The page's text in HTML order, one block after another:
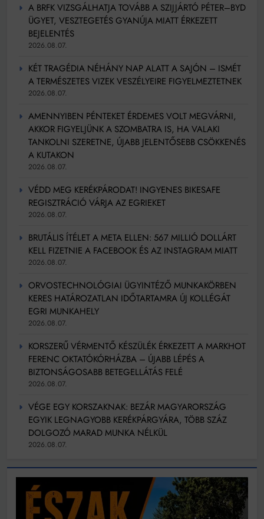
A BRFK VIZSGÁLHATJA TOVÁBB A SZIJJÁRTÓ PÉTER–BYD
ÜGYET, VESZTEGETÉS GYANÚJA MIATT ÉRKEZETT
BEJELENTÉS
2026.08.07.
KÉT TRAGÉDIA NÉHÁNY NAP ALATT A SAJÓN – ISMÉT
A TERMÉSZETES VIZEK VESZÉLYEIRE FIGYELMEZTETNEK
2026.08.07.
AMENNYIBEN PÉNTEKET ÉRDEMES VOLT MEGVÁRNI,
AKKOR FIGYELJÜNK A SZOMBATRA IS, HA VALAKI
TANKOLNI SZERETNE, ÚJABB JELENTŐSEBB CSÖKKENÉS
A KUTAKON
2026.08.07.
VÉDD MEG KERÉKPÁRODAT! INGYENES BIKESAFE
REGISZTRÁCIÓ VÁRJA AZ EGRIEKET
2026.08.07.
BRUTÁLIS ÍTÉLET A META ELLEN: 567 MILLIÓ DOLLÁRT
KELL FIZETNIE A FACEBOOK ÉS AZ INSTAGRAM MIATT
2026.08.07.
ORVOSTECHNOLÓGIAI ÜGYINTÉZŐ MUNKAKÖRBEN
KERES HATÁROZATLAN IDŐTARTAMRA ÚJ KOLLÉGÁT
EGRI MUNKAHELY
2026.08.07.
KORSZERŰ VÉRMENTŐ KÉSZÜLÉK ÉRKEZETT A MARKHOT
FERENC OKTATÓKÓRHÁZBA – ÚJABB LÉPÉS A
BIZTONSÁGOSABB BETEGELLÁTÁS FELÉ
2026.08.07.
VÉGE EGY KORSZAKNAK: BEZÁR MAGYARORSZÁG
EGYIK LEGNAGYOBB KERÉKPÁRGYÁRA, TÖBB SZÁZ
DOLGOZÓ MARAD MUNKA NÉLKÜL
2026.08.07.